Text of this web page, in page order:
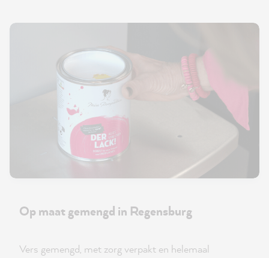
Op maat gemengd in Regensburg
Vers gemengd, met zorg verpakt en helemaal